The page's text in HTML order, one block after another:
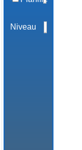
Niveau